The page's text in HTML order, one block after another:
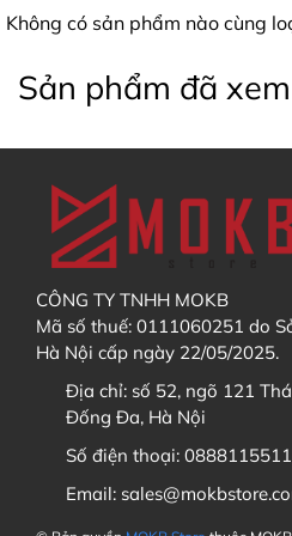
2. Thời gian trả hàng dự kiến
3. Tôi có thể mua các sản
không?
KHÔNG
4. Tôi muốn theo dõi tiến độ
chọn sản phẩm cần mua
muốn
Không có sản phẩm nào cùng
Sản phẩm đã xem
CÔNG TY TNHH MOKB
Mã số thuế: 0111060251 do
Hà Nội cấp ngày 22/05/2025.
Địa chỉ: số 52, ngõ 121
Đống Đa, Hà Nội
Số điện thoại: 0888115511
Email: